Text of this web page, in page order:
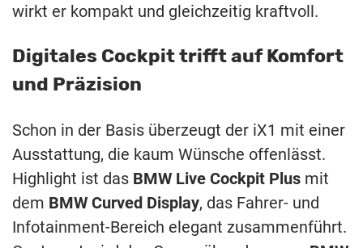
wirkt er kompakt und gleichzeitig kraftvoll.
Digitales Cockpit trifft auf Komfort
und Präzision
Schon in der Basis überzeugt der iX1 mit einer
Ausstattung, die kaum Wünsche offenlässt.
Highlight ist das BMW Live Cockpit Plus mit
dem BMW Curved Display, das Fahrer- und
Infotainment-Bereich elegant zusammenführt.